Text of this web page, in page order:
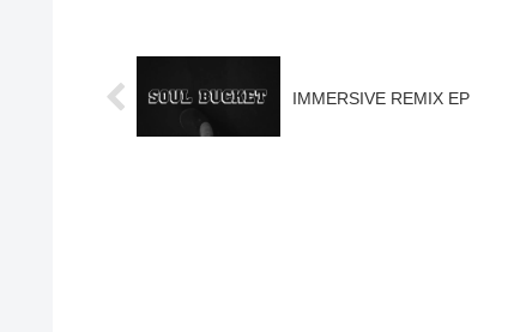
IMMERSIVE REMIX EP